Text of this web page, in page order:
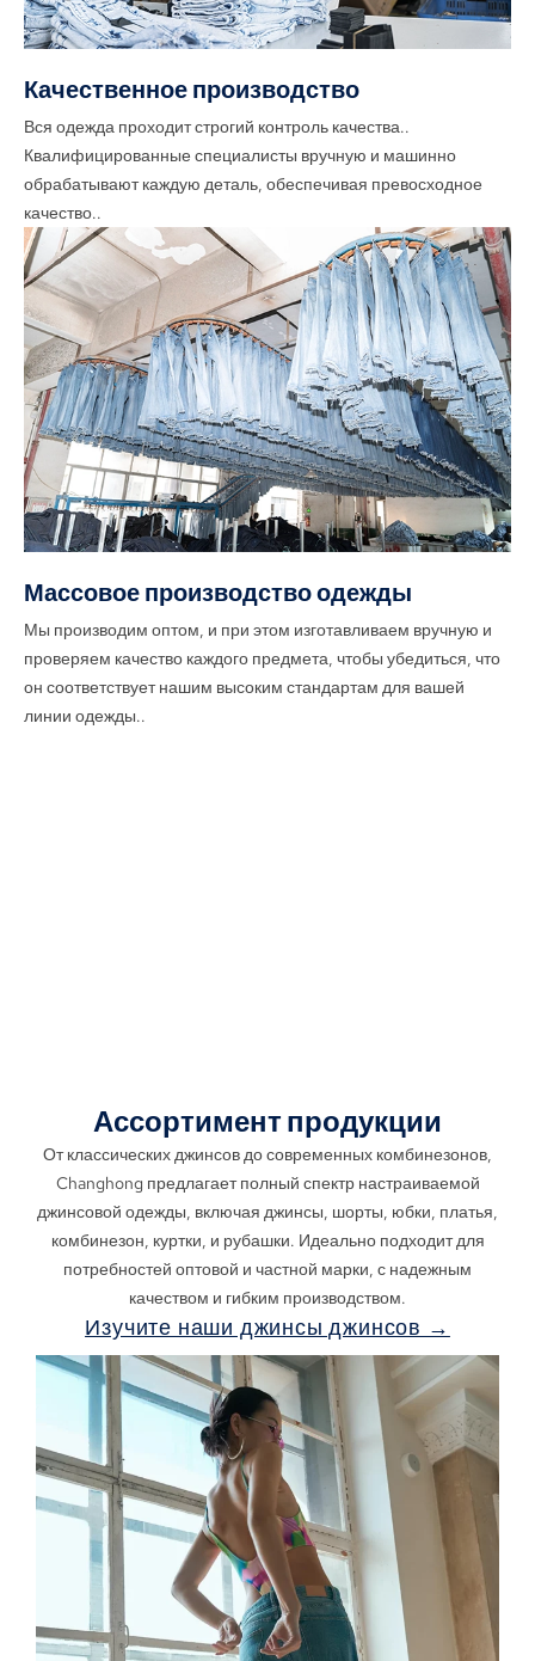
Качественное производство
Вся одежда проходит строгий контроль качества..
Квалифицированные специалисты вручную и машинно
обрабатывают каждую деталь, обеспечивая превосходное
качество..
Массовое производство одежды
Мы производим оптом, и при этом изготавливаем вручную и
проверяем качество каждого предмета, чтобы убедиться, что
он соответствует нашим высоким стандартам для вашей
линии одежды..
Ассортимент продукции
От классических джинсов до современных комбинезонов,
Changhong предлагает полный спектр настраиваемой
джинсовой одежды, включая джинсы, шорты, юбки, платья,
комбинезон, куртки, и рубашки. Идеально подходит для
потребностей оптовой и частной марки, с надежным
качеством и гибким производством.
Изучите наши джинсы джинсов →